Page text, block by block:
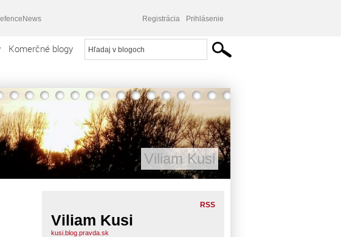
Registrácia Prihlásenie
Komerčné blogy
Viliam Kusi
RSS
Viliam Kusi
kusi.blog.pravda.sk